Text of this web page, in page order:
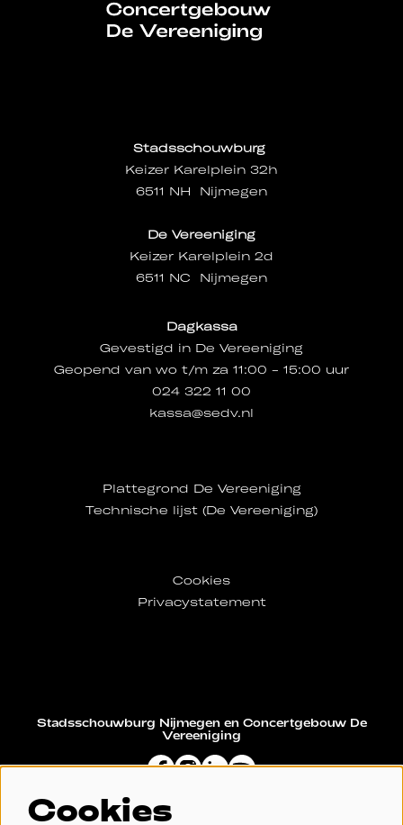
Stadsschouwburg
Keizer Karelplein 32h
6511 NH Nijmegen
De Vereeniging
Keizer Karelplein 2d
6511 NC Nijmegen
Dagkassa
Gevestigd in De Vereeniging
Geopend van wo t/m za 11:00 - 15:00 uur
024 322 11 00
kassa@sedv.nl
Plattegrond De Vereeniging
Technische lijst (De Vereeniging)
Cookies
Privacystatement
Stadsschouwburg Nijmegen en Concertgebouw De
Vereeniging
Cookies